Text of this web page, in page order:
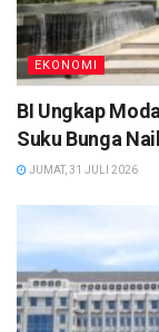
EKONOMI
BI Ungkap
Suku Bunga
JUMAT, 31 JULI 2026